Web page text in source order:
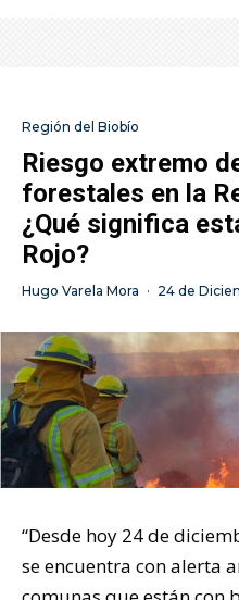
Región del Biobío
Riesgo extremo
forestales en la
¿Qué significa
Rojo?
Hugo Varela Mora · 24 de
“Desde hoy 24 de
se encuentra con alerta